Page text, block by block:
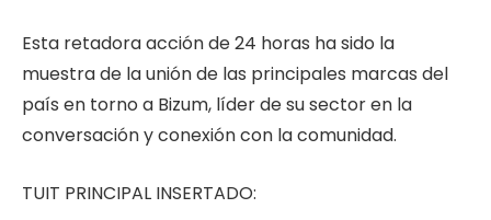
Esta retadora acción de 24 horas ha sido la
muestra de la unión de las principales marcas del
país en torno a Bizum, líder de su sector en la
conversación y conexión con la comunidad.
TUIT PRINCIPAL INSERTADO: